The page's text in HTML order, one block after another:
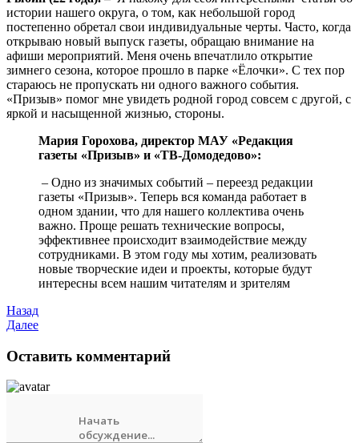
истории нашего округа, о том, как небольшой город
постепенно обретал свои индивидуальные черты. Часто, когда
открываю новый выпуск газеты, обращаю внимание на
афиши мероприятий. Меня очень впечатлило открытие
зимнего сезона, которое прошло в парке «Ёлочки». С тех пор
стараюсь не пропускать ни одного важного события.
«Призыв» помог мне увидеть родной город совсем с другой, с
яркой и насыщенной жизнью, стороны.
Мария Горохова, директор МАУ «Редакция
газеты «Призыв» и «ТВ-Домодедово»:
– Одно из значимых событий – переезд редакции
газеты «Призыв». Теперь вся команда работает в
одном здании, что для нашего коллектива очень
важно. Проще решать технические вопросы,
эффективнее происходит взаимодействие между
сотрудниками. В этом году мы хотим, реализовать
новые творческие идеи и проекты, которые будут
интересны всем нашим читателям и зрителям
Назад
Далее
Оставить комментарий